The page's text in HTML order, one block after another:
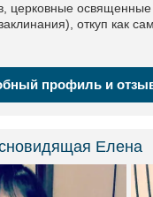
церковные освященные
откуп как
профиль и
Елена